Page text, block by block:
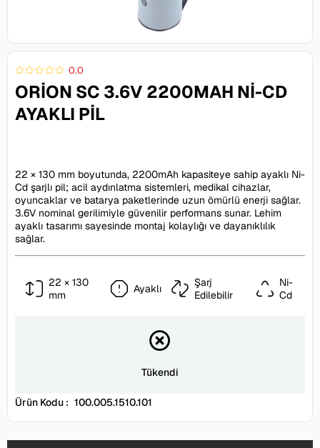
0.0
ORION SC 3.6V 2200MAH NI-CD
AYAKLI PIL
22 × 130 mm boyutunda, 2200mAh kapasiteye sahip ayaklı Ni-
Cd şarjlı pil; acil aydınlatma sistemleri, medikal cihazlar,
oyuncaklar ve batarya paketlerinde uzun ömürlü enerji sağlar.
3.6V nominal gerilimiyle güvenilir performans sunar. Lehim
ayaklı tasarımı sayesinde montaj kolaylığı ve dayanıklılık
sağlar.
22 × 130
mm
Ayaklı
Şarj
Edilebilir
Ni-
Cd
Tükendi
Ürün Kodu : 100.005.1510.101